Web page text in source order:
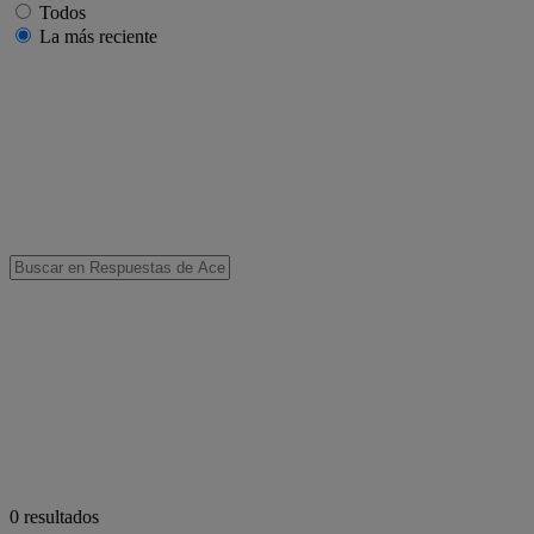
Todos
La más reciente
0 resultados